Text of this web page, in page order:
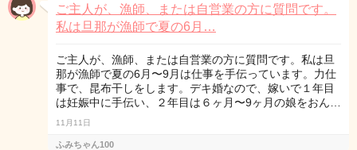
ご主人が、漁師、または自営業の方に質問です。
私は旦那が漁師で夏の6月…
ご主人が、漁師、または自営業の方に質問です。私は旦
那が漁師で夏の6月〜9月は仕事を手伝っています。力仕
事で、昆布干しをします。デキ婚なので、嫁いで１年目
は妊娠中に手伝い、２年目は６ヶ月〜9ヶ月の娘をおん…
11月11日
ふみちゃん100